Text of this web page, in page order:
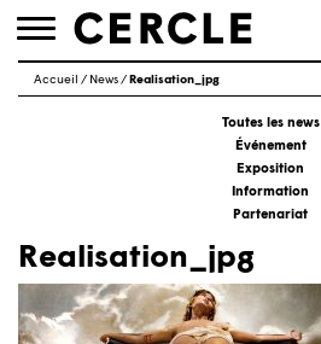
Toggle
Accueil / News/ Realisation_jpg
Toutes les news
Événement
Exposition
Information
Partenariat
Realisation_jpg